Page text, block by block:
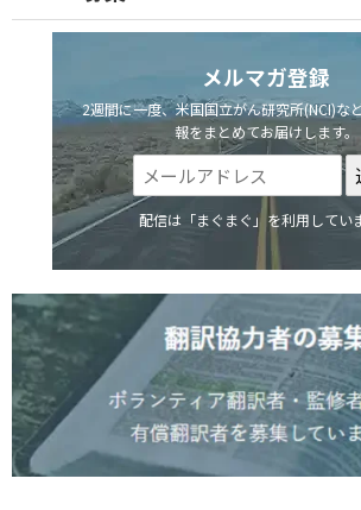
メルマガ登録
2週間に一度、米国国立がん研究所(NCI)な
報をまとめてお届けします。
配信は「まぐまぐ」を利用していま